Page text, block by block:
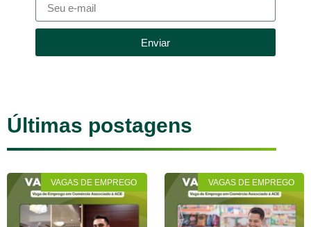
Enviar
Últimas postagens
VAGAS DE EMPREGO VAGAS DE EMPREGO